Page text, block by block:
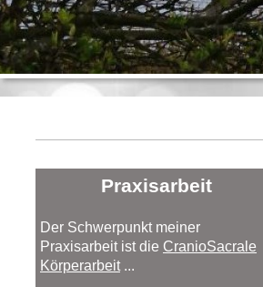
Praxisarbeit
Der Schwerpunkt meiner
Praxisarbeit ist die CranioSacrale
Körperarbeit...